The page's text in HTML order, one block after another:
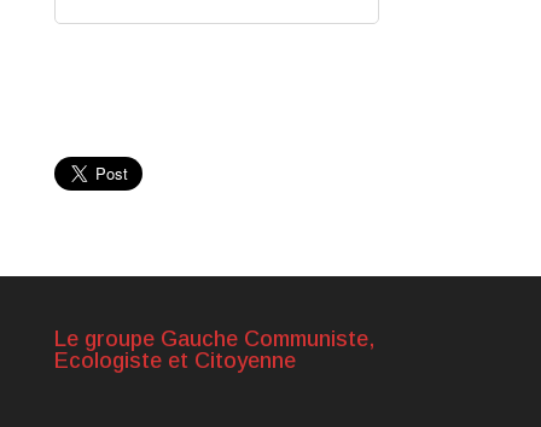
Le groupe Gauche Communiste,
Ecologiste et Citoyenne